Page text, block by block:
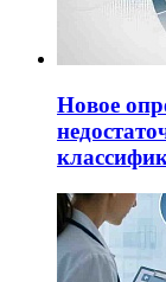
Новое